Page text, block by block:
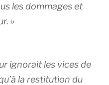
les dommages et
. »
ignorait les vices de
la restitution du